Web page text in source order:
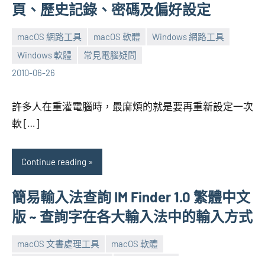
頁、歷史記錄、密碼及偏好設定
macOS 網路工具 macOS 軟體
Windows 網路工具
Windows 軟體
常見電腦疑問
2010-06-26
張
海
comment
許多人在重灌電腦時，最麻煩的就是要再重新設定一次
軟 […]
Continue reading
簡易輸入法查詢 IM Finder 1.0 繁體中文
版 ~ 查詢字在各大輸入法中的輸入方式
macOS 文書處理工具
macOS 軟體